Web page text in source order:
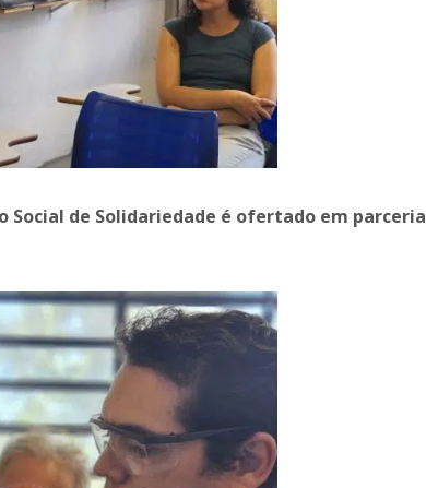
de Solidariedade é ofertado em parceria